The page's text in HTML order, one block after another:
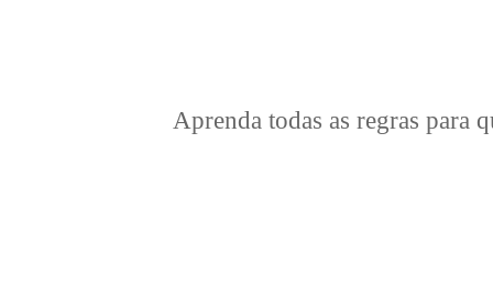
Aprenda todas as regras para